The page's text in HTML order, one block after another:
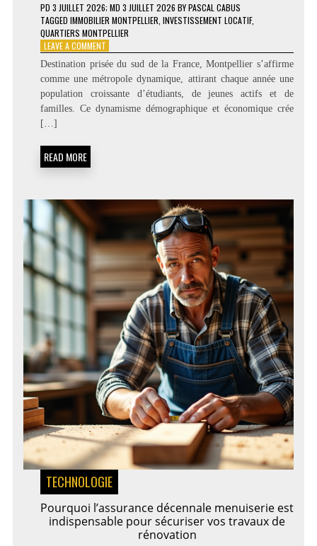
PD 3 JUILLET 2026; MD 3 JUILLET 2026 BYPASCAL CABUS
TAGGED IMMOBILIER MONTPELLIER INVESTISSEMENT LOCATIF,
QUARTIERS MONTPELLIER
LEAVE A COMMENTON
INVESTISSEMENT
LOCATIF
À
MONTPELLIER
:
ANNÉE
Destination prisée du sud de la France, Montpellier s’affirme
comme une métropole dynamique, attirant chaque année une
population croissante d’étudiants, de jeunes actifs et de
familles. Ce dynamisme démographique et économique crée
[…]
READ MORE
TECHNOLOGIE
Pourquoi l’assurance décennale menuiserie est
indispensable pour sécuriser vos travaux de
rénovation